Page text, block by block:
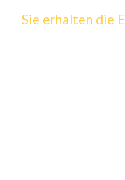
Sie erhalten die